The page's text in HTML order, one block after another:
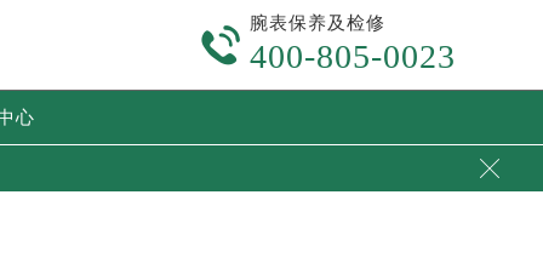

腕表保养及检修
400-805-0023
心
